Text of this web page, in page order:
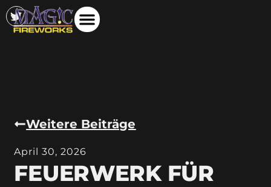
Weitere Beiträge
April 30, 2026
FEUERWERK FÜR